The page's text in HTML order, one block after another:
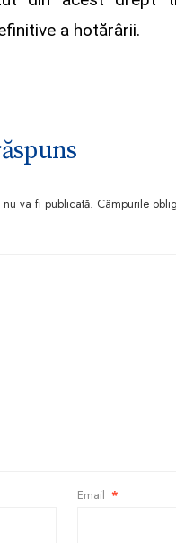
a hotărârii.
va fi publicată. Câmpurile
Email *